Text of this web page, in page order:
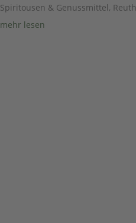
Spiritousen & Genussmittel, Reuth
mehr lesen